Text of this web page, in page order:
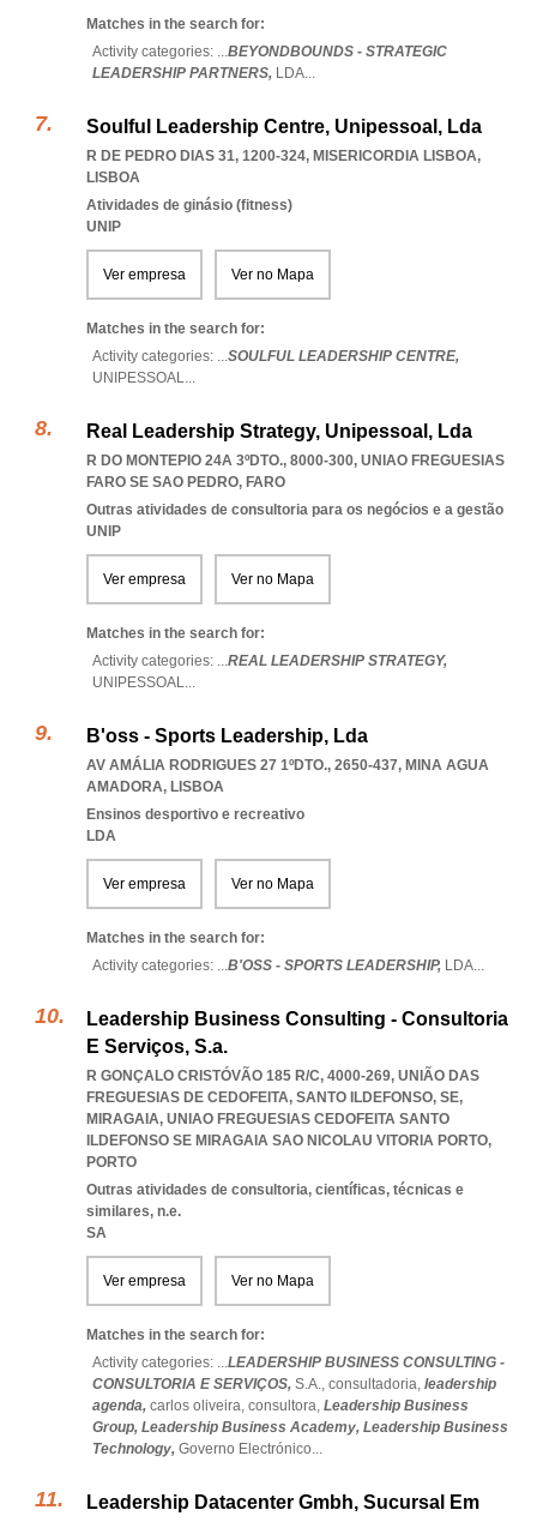
Matches in the search for:
Activity categories: ...BEYONDBOUNDS - STRATEGIC
LEADERSHIP PARTNERS, LDA...
Soulful Leadership Centre, Unipessoal, Lda
R DE PEDRO DIAS 31, 1200-324, MISERICORDIA LISBOA,
LISBOA
Atividades de ginásio (fitness)
UNIP
Ver empresa Ver no Mapa
Matches in the search for:
Activity categories: ...SOULFUL LEADERSHIP CENTRE,
UNIPESSOAL...
Real Leadership Strategy, Unipessoal, Lda
R DO MONTEPIO 24A 3ºDTO., 8000-300, UNIAO FREGUESIAS
FARO SE SAO PEDRO, FARO
Outras atividades de consultoria para os negócios e a gestão
UNIP
Ver empresa Ver no Mapa
Matches in the search for:
Activity categories: ...REAL LEADERSHIP STRATEGY,
UNIPESSOAL...
B'oss - Sports Leadership, Lda
AV AMÁLIA RODRIGUES 27 1ºDTO., 2650-437, MINA AGUA
AMADORA, LISBOA
Ensinos desportivo e recreativo
LDA
Ver empresa Ver no Mapa
Matches in the search for:
Activity categories: ...B'OSS - SPORTS LEADERSHIP, LDA...
Leadership Business Consulting - Consultoria
E Serviços, S.a.
R GONÇALO CRISTÓVÃO 185 R/C, 4000-269, UNIÃO DAS
FREGUESIAS DE CEDOFEITA, SANTO ILDEFONSO, SE,
MIRAGAIA, UNIAO FREGUESIAS CEDOFEITA SANTO
ILDEFONSO SE MIRAGAIA SAO NICOLAU VITORIA PORTO,
PORTO
Outras atividades de consultoria, científicas, técnicas e
similares, n.e.
SA
Ver empresa Ver no Mapa
Matches in the search for:
Activity categories: ...LEADERSHIP BUSINESS CONSULTING -
CONSULTORIA E SERVIÇOS, S.A., consultadoria, leadership
agenda, carlos oliveira, consultora, Leadership Business
Group, Leadership Business Academy, Leadership Business
Technology, Governo Electrónico...
Leadership Datacenter Gmbh, Sucursal Em